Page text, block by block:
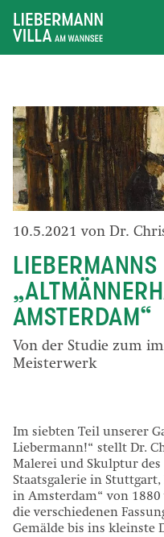
LIEBERMANNS
AMSTERDAM“
10.5.2021 von Dr.
Von der Studie zum
Meisterwerk
Im siebten Teil unserer
Liebermann!“ stellt Dr.
Malerei und Skulptur
Staatsgalerie in
in Amsterdam“ von
die verschiedenen
Gemälde bis ins kleinste